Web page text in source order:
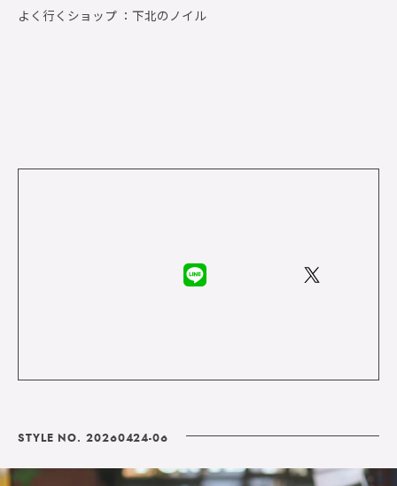
よく行くショップ ： 下北のノイル
STYLE NO. 20260424-06